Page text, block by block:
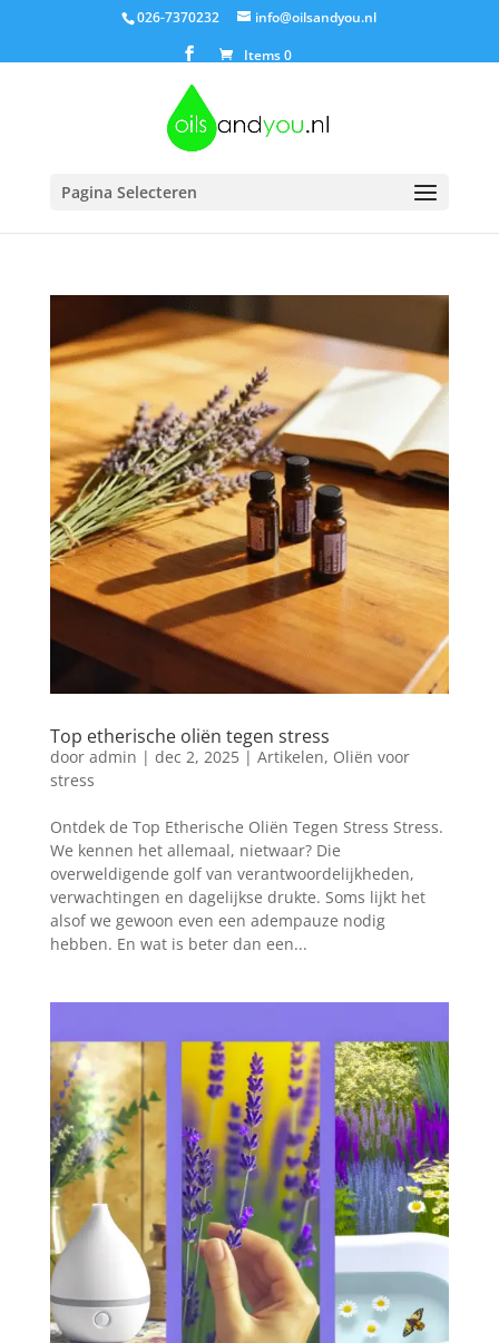
026-7370232
info@oilsandyou.nl
Items 0
Pagina Selecteren
Top etherische oliën tegen stress
door admin | dec 2, 2025| Artikelen, Oliën voor
stress
Ontdek de Top Etherische Oliën Tegen Stress Stress.
We kennen het allemaal, nietwaar? Die
overweldigende golf van verantwoordelijkheden,
verwachtingen en dagelijkse drukte. Soms lijkt het
alsof we gewoon even een adempauze nodig
hebben. En wat is beter dan een...